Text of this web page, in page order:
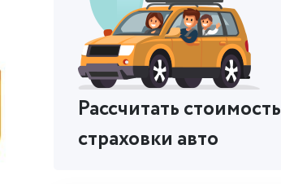
Рассчитать стоимость
страховки авто